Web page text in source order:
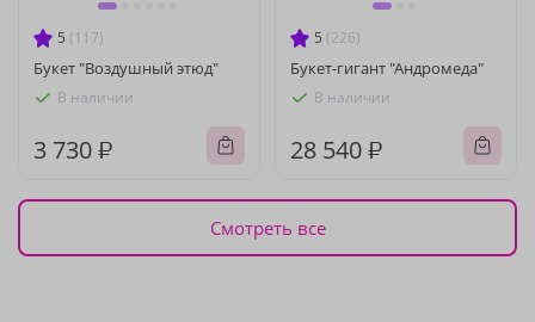
5 (117)
Букет "Воздушный этюд"
В наличии
3 730 ₽
5 (226)
Букет-гигант "Андромеда"
В наличии
28 540 ₽
Смотреть все